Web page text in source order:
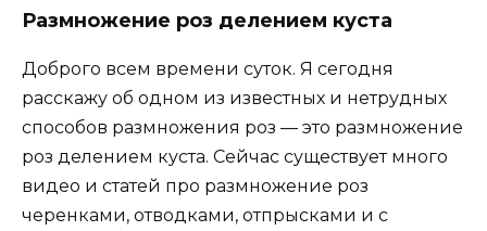
Размножение роз делением куста
Доброго всем времени суток. Я сегодня
расскажу об одном из известных и нетрудных
способов размножения роз — это размножение
роз делением куста. Сейчас существует много
видео и статей про размножение роз
черенками, отводками, отпрысками и с